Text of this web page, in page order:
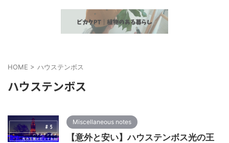
HOME > ハウステンボス
ハウステンボス
Miscellaneous notes
【意外と安い】ハウステンボス光の王